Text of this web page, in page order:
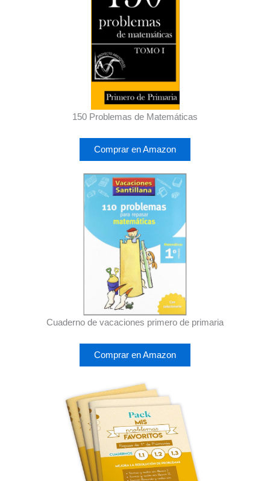
150 Problemas de Matemáticas
Comprar en Amazon
Cuaderno de vacaciones primero de primaria
Comprar en Amazon